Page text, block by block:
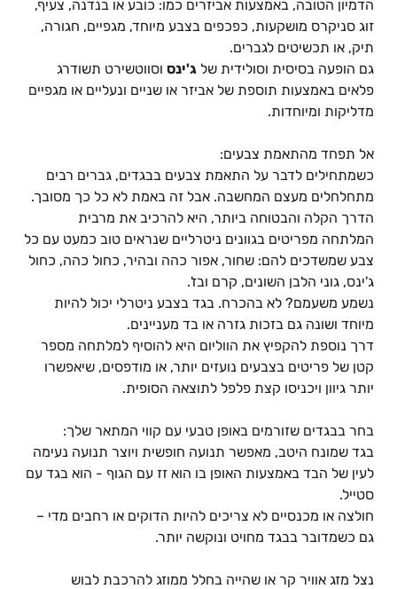
הדמיון הטובה, באמצעות אביזרים כמו: כובע או בנדנה, צעיף,
זוג סניקרס מושקעות, כפכפים בצבע מיוחד, מגפיים, חגורה,
תיק, או תכשיטים לגברים.
גם הופעה בסיסית וסולידית של ג'ינס וסווטשירט תשודרג
פלאים באמצעות תוספת של אביזר או שניים ונעליים או מגפיים
מדליקות ומיוחדות.
אל תפחד מהתאמת צבעים:
כשמתחילים לדבר על התאמת צבעים בבגדים, גברים רבים
מתחלחלים מעצם המחשבה. אבל זה באמת לא כל כך מסובך.
הדרך הקלה והבטוחה ביותר, היא להרכיב את מרבית
המלתחה מפריטים בגוונים ניטרליים שנראים טוב כמעט עם כל
צבע שמשדכים להם: שחור, אפור כהה ובהיר, כחול כהה, כחול
ג'ינס, גוני הלבן השונים, קרם ובז'.
נשמע משעמם? לא בהכרח. בגד בצבע ניטרלי יכול להיות
מיוחד ושונה גם בזכות גזרה או בד מעניינים.
דרך נוספת להקפיץ את הווליום היא להוסיף למלתחה מספר
קטן של פריטים בצבעים נועזים יותר, או מודפסים, שיאפשרו
יותר גיוון ויכניסו קצת פלפל לתוצאה הסופית.
בחר בבגדים שזורמים באופן טבעי עם קווי המתאר שלך:
בגד שמונח היטב, מאפשר תנועה חופשית ויוצר תנועה נעימה
לעין של הבד באמצעות האופן בו הוא זז עם הגוף - הוא בגד עם
סטייל.
חולצה או מכנסיים לא צריכים להיות הדוקים או רחבים מדי –
גם כשמדובר בבגד מחויט ונוקשה יותר.
נצל מזג אוויר קר או שהייה בחלל ממוזג להרכבת לבוש